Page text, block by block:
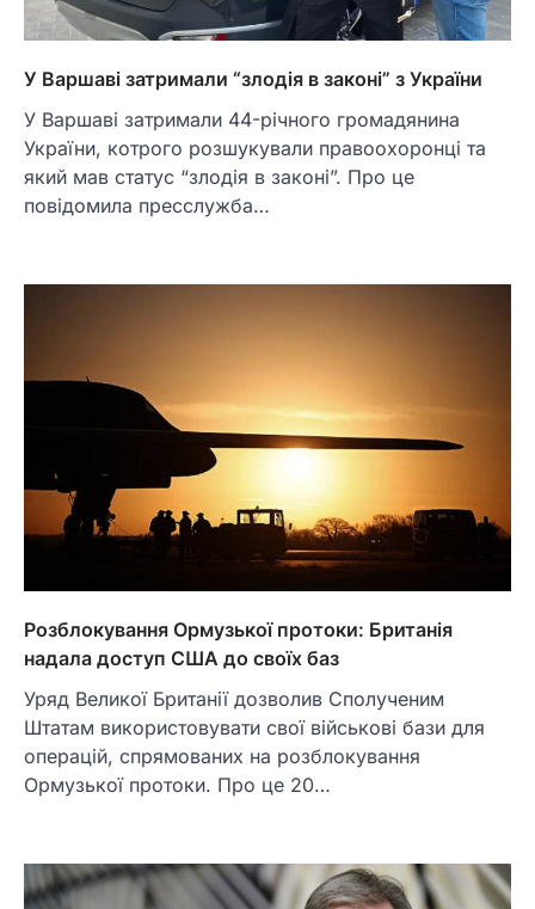
У Варшаві затримали “злодія в законі” з України
У Варшаві затримали 44-річного громадянина
України, котрого розшукували правоохоронці та
який мав статус “злодія в законі”. Про це
повідомила пресслужба…
Розблокування Ормузької протоки: Британія
надала доступ США до своїх баз
Уряд Великої Британії дозволив Сполученим
Штатам використовувати свої військові бази для
операцій, спрямованих на розблокування
Ормузької протоки. Про це 20…